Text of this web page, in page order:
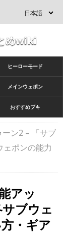
めwiki
ヒーローモード
メインウェポン
おすすめブキ
ン2 – 「サブ
ポンの能力
アッ
ブウェ
・ギア